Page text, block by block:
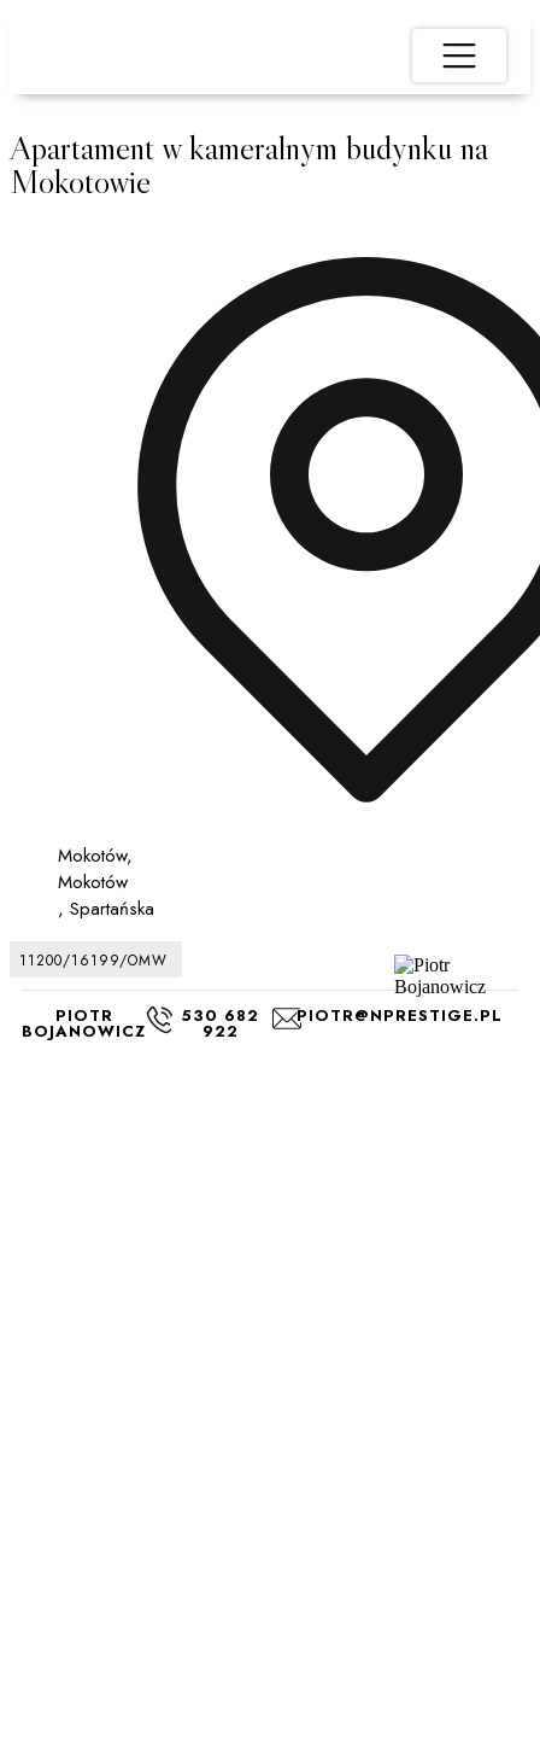
Apartament w kameralnym budynku na
Mokotowie
Mokotów,
Mokotów
, Spartańska
11200/16199/OMW
PIOTR
BOJANOWICZ
530 682
922
PIOTR@NPRESTIGE.PL